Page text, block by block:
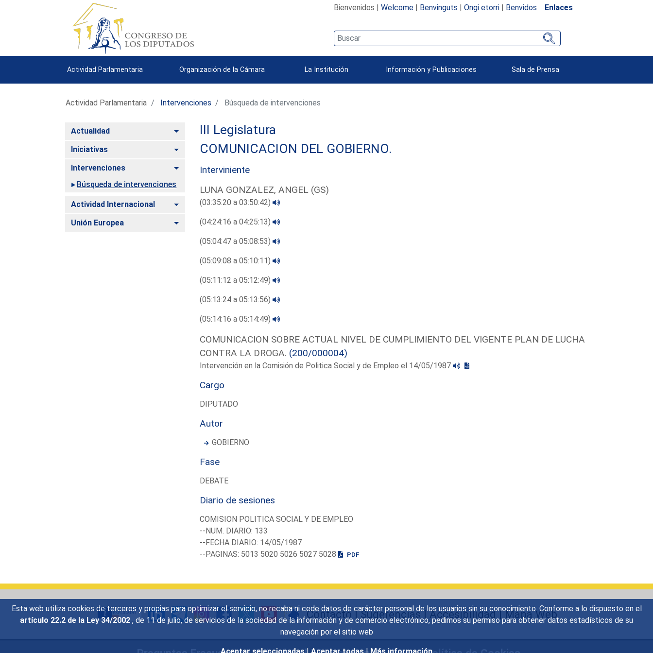
Esta web utiliza cookies de terceros y propias para optimizar el servicio, no recaba ni cede datos de carácter personal de los usuarios sin su conocimiento. Conforme a lo dispuesto en el
artículo 22.2 de la Ley 34/2002 , de 11 de julio, de servicios de la sociedad de la información y de comercio electrónico, pedimos su permiso para obtener datos estadísticos de su
navegación por el sitio web
Bienvenidos | Welcome| Benvinguts | Ongi etorri| Benvidos Enlaces
Actividad Parlamentaria Organización de la Cámara La Institución Información y Publicaciones Sala de Prensa
Actividad Parlamentaria Intervenciones Búsqueda de intervenciones
Actualidad Alternar
Iniciativas Alternar
Intervenciones
Alternar
Búsqueda de intervenciones
Actividad Internacional Alternar
Unión Europea Alternar
III Legislatura
COMUNICACION DEL GOBIERNO.
Interviniente
LUNA GONZALEZ, ANGEL (GS)
(03:35:20 a 03:50:42)
(04:24:16 a 04:25:13)
(05:04:47 a 05:08:53)
(05:09:08 a 05:10:11)
(05:11:12 a 05:12:49)
(05:13:24 a 05:13:56)
(05:14:16 a 05:14:49)
COMUNICACION SOBRE ACTUAL NIVEL DE CUMPLIMIENTO DEL VIGENTE PLAN DE LUCHA
CONTRA LA DROGA. (200/000004)
Intervención en la Comisión de Politica Social y de Empleo el 14/05/1987
Cargo
DIPUTADO
Autor
GOBIERNO
Fase
DEBATE
Diario de sesiones
COMISION POLITICA SOCIAL Y DE EMPLEO
--NUM. DIARIO: 133
--FECHA DIARIO: 14/05/1987
--PAGINAS: 5013 5020 5026 5027 5028
PDF
Contacto|Sugerencias|Accesibilidad|Mapa Web